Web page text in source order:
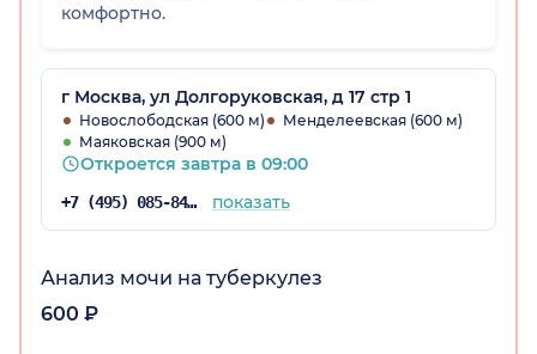
комфортно.
г Москва, ул Долгоруковская, д 17 стр 1
Новослободская (600 м)
Менделеевская (600 м)
Маяковская (900 м)
Откроется завтра в 09:00
+7 (495) 085-84-25 показать
Анализ мочи на туберкулез
600 ₽